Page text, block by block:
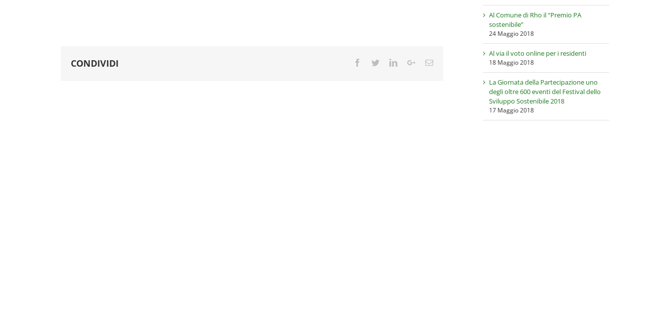
CONDIVIDI Facebook
TwitterLinkedInGoogle+Email
Al Comune di Rho il “Premio PA
sostenibile”
24 Maggio 2018
Al via il voto online per i residenti
18 Maggio 2018
La Giornata della Partecipazione uno
degli oltre 600 eventi del Festival dello
Sviluppo Sostenibile 2018
17 Maggio 2018